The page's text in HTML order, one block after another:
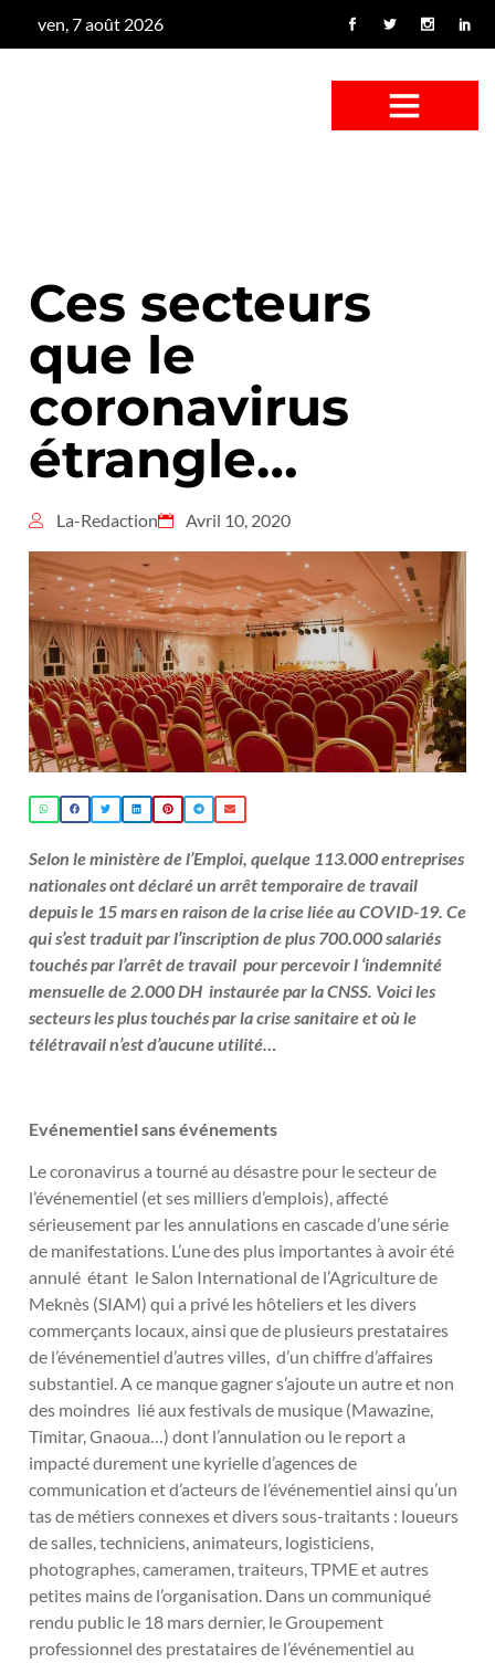
ven, 7 août 2026
Ces secteurs
que le
coronavirus
étrangle…
La-Redaction Avril 10, 2020
Selon le ministère de l’Emploi, quelque 113.000 entreprises
nationales ont déclaré un arrêt temporaire de travail
depuis le 15 mars en raison de la crise liée au COVID-19. Ce
qui s’est traduit par l’inscription de plus 700.000 salariés
touchés par l’arrêt de travail pour percevoir l ‘indemnité
mensuelle de 2.000 DH instaurée par la CNSS. Voici les
secteurs les plus touchés par la crise sanitaire et où le
télétravail n’est d’aucune utilité…
Evénementiel sans événements
Le coronavirus a tourné au désastre pour le secteur de
l’événementiel (et ses milliers d’emplois), affecté
sérieusement par les annulations en cascade d’une série
de manifestations. L’une des plus importantes à avoir été
annulé étant le Salon International de l’Agriculture de
Meknès (SIAM) qui a privé les hôteliers et les divers
commerçants locaux, ainsi que de plusieurs prestataires
de l’événementiel d’autres villes, d’un chiffre d’affaires
substantiel. A ce manque gagner s’ajoute un autre et non
des moindres lié aux festivals de musique (Mawazine,
Timitar, Gnaoua…) dont l’annulation ou le report a
impacté durement une kyrielle d’agences de
communication et d’acteurs de l’événementiel ainsi qu’un
tas de métiers connexes et divers sous-traitants : loueurs
de salles, techniciens, animateurs, logisticiens,
photographes, cameramen, traiteurs, TPME et autres
petites mains de l’organisation. Dans un communiqué
rendu public le 18 mars dernier, le Groupement
professionnel des prestataires de l’événementiel au